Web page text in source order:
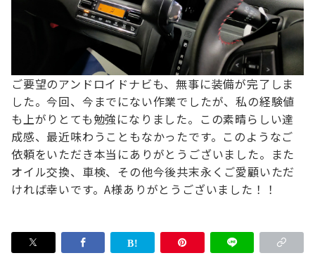
ご要望のアンドロイドナビも、無事に装備が完了しま
した。今回、今までにない作業でしたが、私の経験値
も上がりとても勉強になりました。 この素晴らしい達
成感、最近味わうこともなかったです。 このようなご
依頼をいただき本当にありがとうございました。 また
オイル交換、車検、その他今後共末永くご愛顧いただ
ければ幸いです。A様ありがとうございました！！